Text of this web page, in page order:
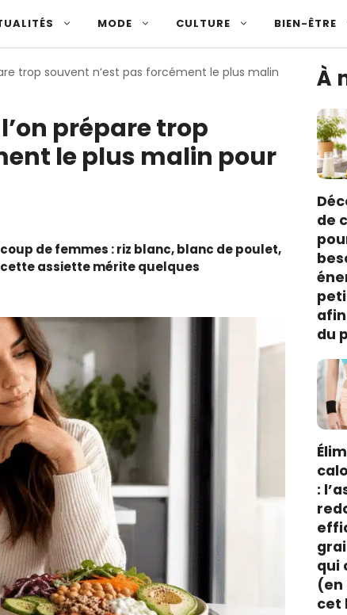
MODE CULTURE BIEN-ÊTRE
trop souvent n’est pas forcément le plus malin
prépare trop
le plus malin pour
de femmes : riz blanc, blanc de poulet,
assiette mérite quelques
À
de
du
:
qui
(en
cet